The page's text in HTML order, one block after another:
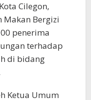
Cilegon,
Makan Bergizi
penerima
terhadap
di bidang
Ketua Umum